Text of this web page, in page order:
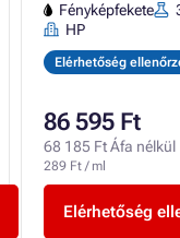
Fényképfekete
HP
Elérhetőség
86 595 Ft
68 185 Ft Áfa nélkül
289 Ft / ml
Elérhetőség